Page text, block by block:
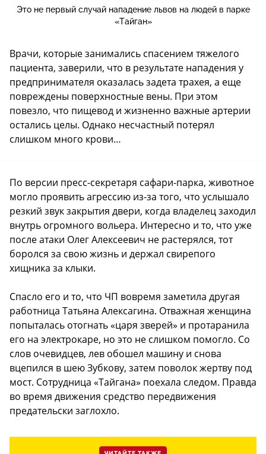
Это не первый случай нападение львов на людей в парке
«Тайган»
Врачи, которые занимались спасением тяжелого
пациента, заверили, что в результате нападения у
предпринимателя оказалась задета трахея, а еще
повреждены поверхностные вены. При этом
повезло, что пищевод и жизненно важные артерии
остались целы. Однако несчастный потерял
слишком много крови…
По версии пресс-секретаря сафари-парка, животное
могло проявить агрессию из-за того, что услышало
резкий звук закрытия двери, когда владелец заходил
внутрь огромного вольера. Интересно и то, что уже
после атаки Олег Алексеевич не растерялся, тот
боролся за свою жизнь и держал свирепого
хищника за клыки.
Спасло его и то, что ЧП вовремя заметила другая
работница Татьяна Алексагина. Отважная женщина
попыталась отогнать «царя зверей» и протаранила
его на электрокаре, но это не слишком помогло. Со
слов очевидцев, лев обошел машину и снова
вцепился в шею Зубкову, затем поволок жертву под
мост. Сотрудница «Тайгана» поехала следом. Правда
во время движения средство передвижения
предательски заглохло.